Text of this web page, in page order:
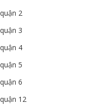
2
3
4
5
6
12